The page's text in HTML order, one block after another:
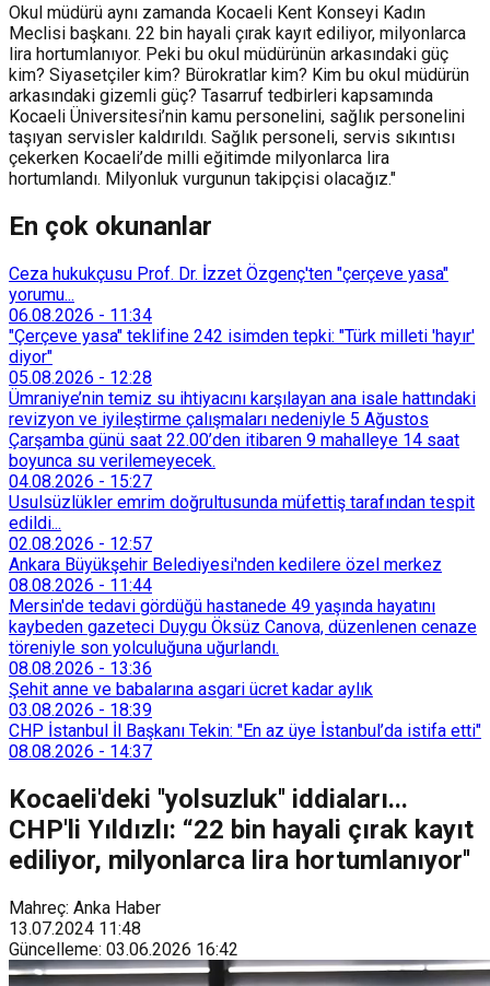
Okul müdürü aynı zamanda Kocaeli Kent Konseyi Kadın
Meclisi başkanı. 22 bin hayali çırak kayıt ediliyor, milyonlarca
lira hortumlanıyor. Peki bu okul müdürünün arkasındaki güç
kim? Siyasetçiler kim? Bürokratlar kim? Kim bu okul müdürün
arkasındaki gizemli güç? Tasarruf tedbirleri kapsamında
Kocaeli Üniversitesi’nin kamu personelini, sağlık personelini
taşıyan servisler kaldırıldı. Sağlık personeli, servis sıkıntısı
çekerken Kocaeli’de milli eğitimde milyonlarca lira
hortumlandı. Milyonluk vurgunun takipçisi olacağız."
En çok okunanlar
Ceza hukukçusu Prof. Dr. İzzet Özgenç'ten "çerçeve yasa"
yorumu...
06.08.2026 - 11:34
"Çerçeve yasa" teklifine 242 isimden tepki: "Türk milleti 'hayır'
diyor"
05.08.2026 - 12:28
Ümraniye’nin temiz su ihtiyacını karşılayan ana isale hattındaki
revizyon ve iyileştirme çalışmaları nedeniyle 5 Ağustos
Çarşamba günü saat 22.00’den itibaren 9 mahalleye 14 saat
boyunca su verilemeyecek.
04.08.2026 - 15:27
Usulsüzlükler emrim doğrultusunda müfettiş tarafından tespit
edildi...
02.08.2026 - 12:57
Ankara Büyükşehir Belediyesi'nden kedilere özel merkez
08.08.2026 - 11:44
Mersin'de tedavi gördüğü hastanede 49 yaşında hayatını
kaybeden gazeteci Duygu Öksüz Canova, düzenlenen cenaze
töreniyle son yolculuğuna uğurlandı.
08.08.2026 - 13:36
Şehit anne ve babalarına asgari ücret kadar aylık
03.08.2026 - 18:39
CHP İstanbul İl Başkanı Tekin: "En az üye İstanbul’da istifa etti"
08.08.2026 - 14:37
Kocaeli'deki ''yolsuzluk'' iddiaları...
CHP'li Yıldızlı: “22 bin hayali çırak kayıt
ediliyor, milyonlarca lira hortumlanıyor''
Mahreç: Anka Haber
13.07.2024 11:48
Güncelleme: 03.06.2026 16:42